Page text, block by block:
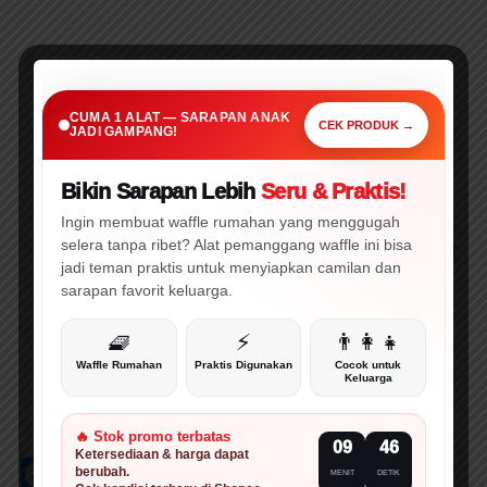
Judul: Wajibnya Meriwayatkan dari Tsiqat
Hadis: No. 01
Kitab hadis: Muslim
Olah konten: elibrary.id
Gambar:ebookanak.com
Konten hadis:hadisdigital.online
Facebook
Threads
Pinterest
X Telegram
WhatsApp
LinkedIn
EmailPrint
CUMA 1 ALAT — SARAPAN ANAK
JADI GAMPANG!
CEK PRODUK →
🔥 WAJIB CEK! ⚡ PROMO
Sarapan Anak Jadi Gampang!
Bikin Sarapan LebihSeru & Praktis!
Ingin membuat waffle rumahan yang menggugah
selera tanpa ribet? Alat pemanggang waffle ini bisa
jadi teman praktis untuk menyiapkan camilan dan
sarapan favorit keluarga.
🧇
Waffle Rumahan
⚡
Praktis Digunakan
👨‍👩‍👧
Cocok untuk
Keluarga
🔥 Stok promo terbatas
Ketersediaan & harga dapat
berubah.
09
MENIT
45
DETIK